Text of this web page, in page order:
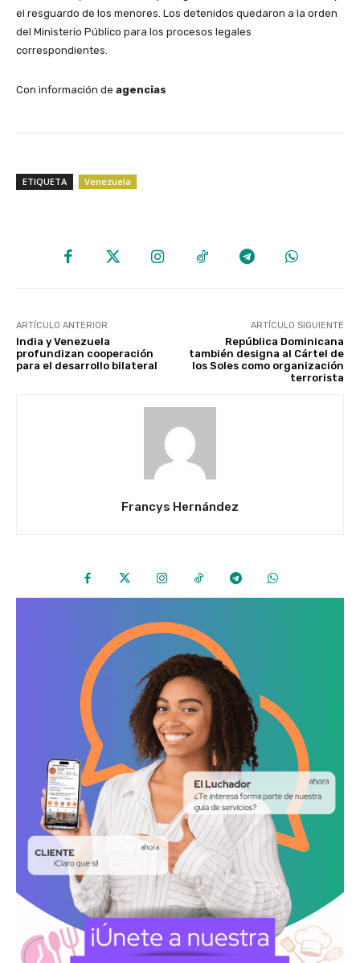
el resguardo de los menores. Los detenidos quedaron a la orden
del Ministerio Público para los procesos legales
correspondientes.
Con información de agencias
ETIQUETA Venezuela
ARTÍCULO ANTERIOR
India y Venezuela
profundizan cooperación
para el desarrollo bilateral
ARTÍCULO SIGUIENTE
República Dominicana
también designa al Cártel de
los Soles como organización
terrorista
Francys Hernández